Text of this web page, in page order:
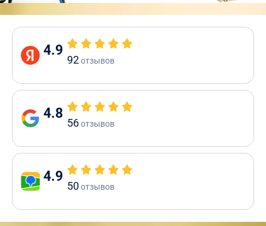
4.9
92отзывов
4.8
56отзывов
4.9
50отзывов